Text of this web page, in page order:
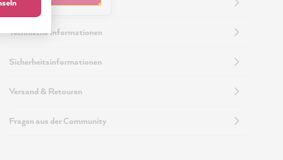
Technische Informationen
Sicherheitsinformationen
Versand & Retouren
Fragen aus der Community